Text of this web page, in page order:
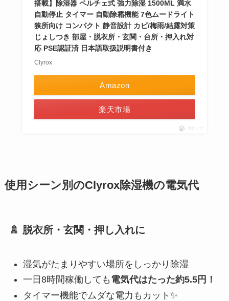
搭載】除湿器 ペルチェ式 強力除湿 1500ML 満水
自動停止 タイマー 自動除霜機能 7色ムードライト
狭所向け コンパクト 静音設計 カビ/梅雨/結露対策
じょしつき 部屋・脱衣所・玄関・台所・押入れ対
応 PSE認証済 日本語取扱説明書付き
Clyrox
Amazon
楽天市場
ポチップ
使用シーン別のClyrox除湿機の電気代
🚿 脱衣所・玄関・押し入れに
湿気がたまりやすい場所をしっかり除湿
一日8時間稼働しても 電気代はたった約5.5円！
タイマー機能でムダな電力もカット✨